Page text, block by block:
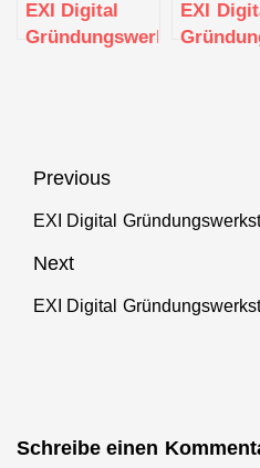
EXI Digital
Gründungswerkstatt
EXI
Beitragsnavigation
Previous
Previous
EXI Digital
Next
Next
EXI Digital
Schreibe einen